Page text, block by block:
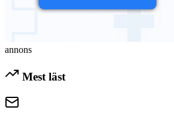
annons
Mest läst